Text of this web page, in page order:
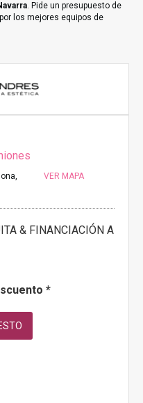
. Pide un presupuesto de
los mejores equipos de
VER MAPA
& FINANCIACIÓN A
*